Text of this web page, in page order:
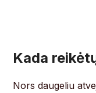
Kada
Nors daugeliu